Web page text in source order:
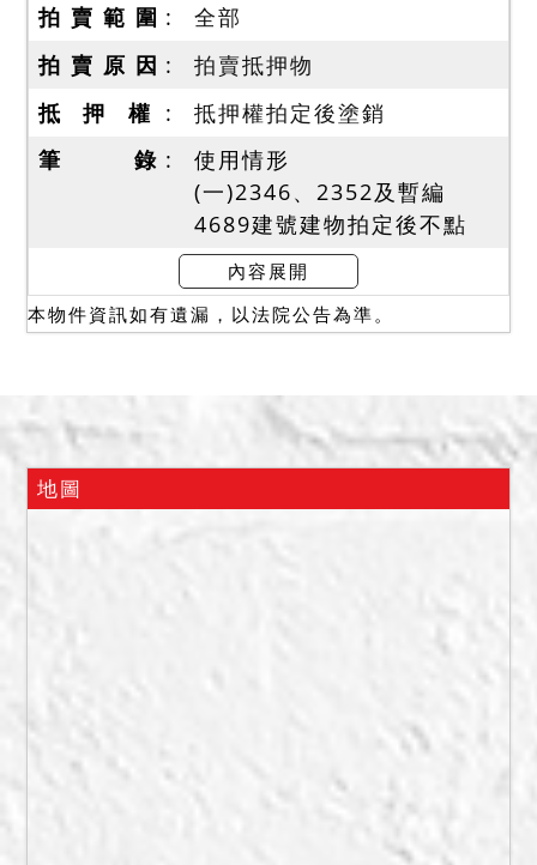
拍 賣 範 圍
全部
拍 賣 原 因
拍賣抵押物
抵 押 權
抵押權拍定後塗銷
筆 錄
使用情形
(一)2346、2352及暫編
4689建號建物拍定後不點
交。123地號土地拍賣不動
產應有部分，拍定後不點
交。
稱，系爭建物由其一人居住
使用。2346、2352建號建
廚房其起居室部分均有外堆
記。且本件拍賣以建物現況
拍賣，當事人及拍定人均不
得以面積不符，請求增減價
內容展開
本物件資訊如有遺漏，以法院公告為準。
地圖